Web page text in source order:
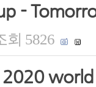
-
회 5826
2020